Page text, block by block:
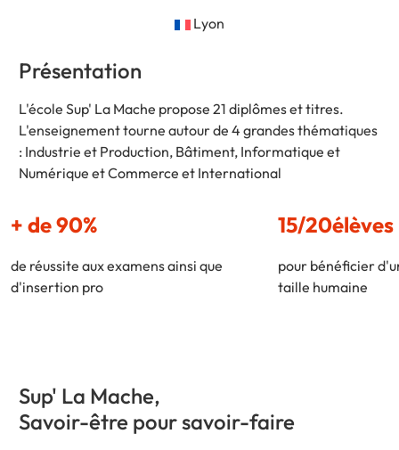
Lyon
Présentation
L'école Sup' La Mache propose 21 diplômes et titres.
L'enseignement tourne autour de 4 grandes thématiques
: Industrie et Production, Bâtiment, Informatique et
Numérique et Commerce et International
+ de 90%
de réussite aux examens ainsi que
d'insertion pro
15/20élèves
pour bénéficier
taille humaine
Sup' La Mache,
Savoir-être pour savoir-faire